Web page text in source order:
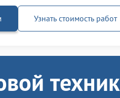
Узнать стоимость работ